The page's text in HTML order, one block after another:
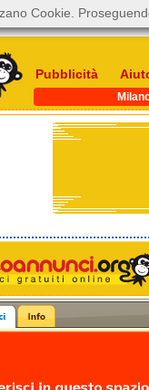
Pubblicità
Cookie.